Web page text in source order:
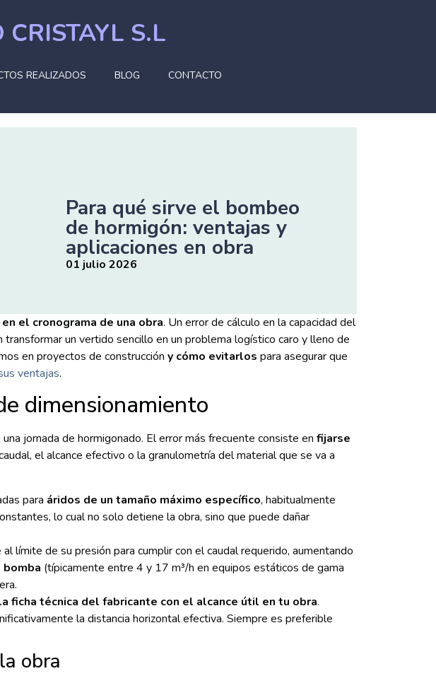
CRISTAYL S.L
REALIZADOS BLOG CONTACTO
Para qué sirve el bombeo
de hormigón: ventajas y
aplicaciones en obra
01 julio 2026
el cronograma de una obra. Un error de cálculo en la capacidad del
un vertido sencillo en un problema logístico caro y lleno de
en proyectos de construcción y cómo evitarlos para asegurar que
ventajas.
dimensionamiento
jornada de hormigonado. El error más frecuente consiste en fijarse
el alcance efectivo o la granulometría del material que se va a
para áridos de un tamaño máximo específico, habitualmente
lo cual no solo detiene la obra, sino que puede dañar
límite de su presión para cumplir con el caudal requerido, aumentando
(típicamente entre 4 y 17 m³/h en equipos estáticos de gama
ficha técnica del fabricante con el alcance útil en tu obra.
la distancia horizontal efectiva. Siempre es preferible
obra